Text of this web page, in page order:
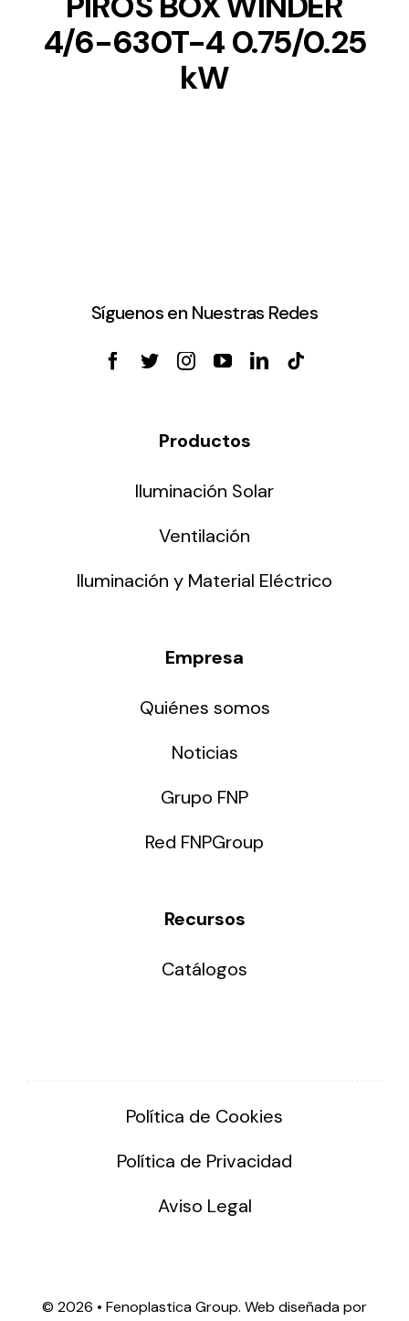
4/6-630T-4 0.75/0.25
kW
Síguenos en Nuestras Redes
Productos
Iluminación Solar
Ventilación
Iluminación y Material Eléctrico
Empresa
Quiénes somos
Noticias
Grupo FNP
Red FNPGroup
Recursos
Catálogos
Política de Cookies
Política de Privacidad
Aviso Legal
© 2026 • Fenoplastica Group. Web diseñada por